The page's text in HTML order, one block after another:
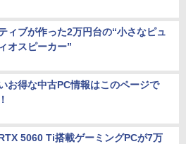
ィブが作った2万円台の“小さなピュ
オスピーカー”
お得な中古PC情報はこのページで
5060 Ti搭載ゲーミングPCが7万